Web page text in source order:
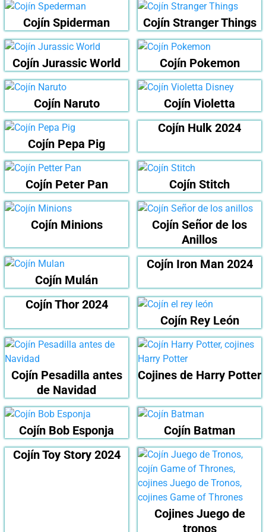
Cojín Spiderman Cojín Stranger Things
Cojín Jurassic World Cojín Pokemon
Cojín Naruto Cojín Violetta
Cojín Pepa Pig
Cojín Hulk 2024
Cojín Peter Pan Cojín Stitch
Cojín Minions
Cojín Señor de los
Anillos
Cojín Mulán
Cojín Iron Man 2024
Cojín Thor 2024
Cojín Rey León
Cojín Pesadilla antes
de Navidad
Cojines de Harry Potter
Cojín Bob Esponja
Cojín Batman
Cojín Toy Story 2024
Cojines Juego de
tronos